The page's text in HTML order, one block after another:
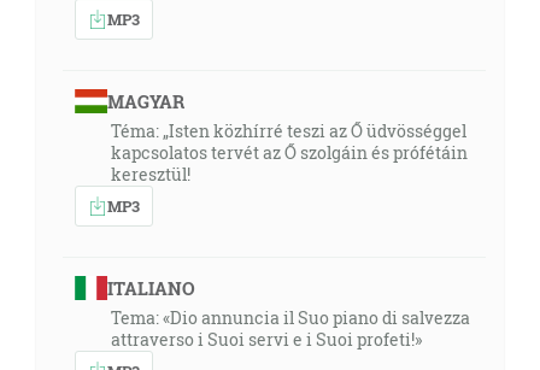
MP3
MAGYAR
Téma: „Isten közhírré teszi az Ő üdvösséggel
kapcsolatos tervét az Ő szolgáin és prófétáin
keresztül!
MP3
ITALIANO
Tema: «Dio annuncia il Suo piano di salvezza
attraverso i Suoi servi e i Suoi profeti!»